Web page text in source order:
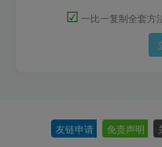
☑ 一比一复制全套方
友链申请 免责声明